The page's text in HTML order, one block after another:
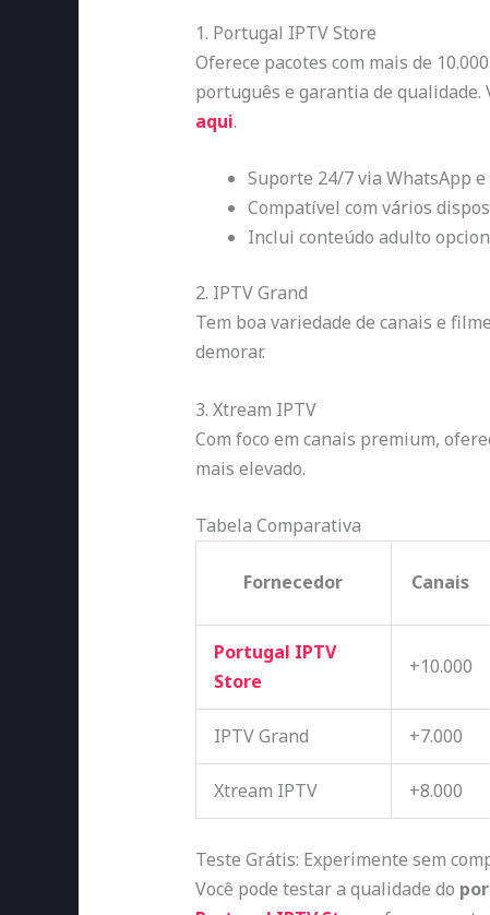
1. Portugal IPTV Store
Oferece pacotes com mais de
português e garantia de qualidade.
aqui.
Suporte 24/7 via WhatsApp
Compatível com vários
Inclui conteúdo adulto
2. IPTV Grand
Tem boa variedade de canais e
demorar.
3. Xtream IPTV
Com foco em canais premium,
mais elevado.
Tabela Comparativa
Fornecedor Canais
Portugal IPTV
Store
+10.000
IPTV Grand +7.000
Xtream IPTV +8.000
Teste Grátis: Experimente sem
Você pode testar a qualidade do